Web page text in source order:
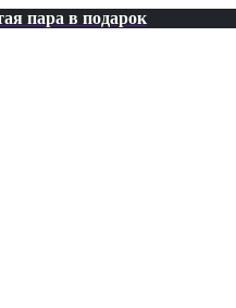
пара в подарок